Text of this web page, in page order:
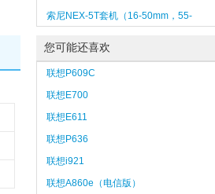
索尼NEX-5T套机（16-50mm，55-
您可能还喜欢
联想P609C
联想E700
联想E611
联想P636
联想i921
联想A860e（电信版）